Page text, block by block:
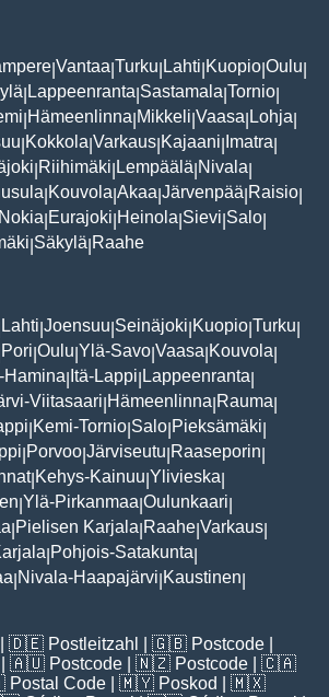
Vantaa Turku Lahti Kuopio Oulu
Lappeenranta Sastamala Tornio
Hämeenlinna Mikkeli Vaasa Lohja
Kokkola Varkaus Kajaani Imatra
Riihimäki Lempäälä Nivala
Kouvola Akaa Järvenpää Raisio
Nokia Eurajoki Heinola Sievi Salo
Säkylä Raahe
Lahti Joensuu Seinäjoki Kuopio Turku
Pori Oulu Ylä-Savo Vaasa Kouvola
Hamina Itä-Lappi Lappeenranta
Viitasaari Hämeenlinna Rauma
Kemi-Tornio Salo Pieksämäki
Porvoo Järviseutu Raaseporin
| Kehys-Kainuu Ylivieska
Ylä-Pirkanmaa Oulunkaari
Pielisen Karjala Raahe Varkaus
Pohjois-Satakunta
Nivala-Haapajärvi Kaustinen
| 🇩🇪 Postleitzahl | 🇬🇧 Postcode
| 🇦🇺 Postcode | 🇳🇿 Postcode | 🇨🇦
Postal Code | 🇲🇾 Poskod
| 🇲🇽